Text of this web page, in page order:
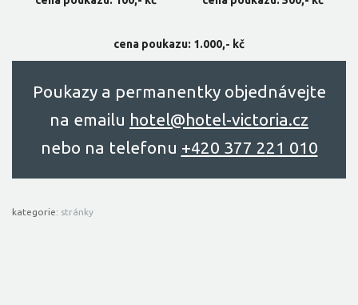
cena poukazu: 1.000,- kč
Poukazy a permanentky objednávejte
na emailu hоtel@hоtel-victоriа.cz
nebo na telefonu +420 377 221 010
kategorie: stránky